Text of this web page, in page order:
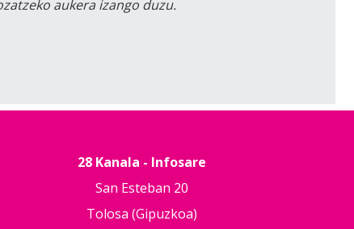
aukera izango duzu.
28 Kanala - Infosare
San Esteban 20
Tolosa (Gipuzkoa)